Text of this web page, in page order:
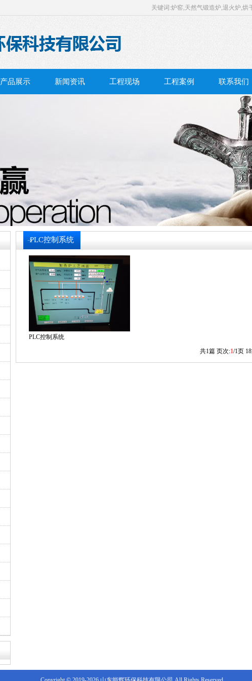
关键词:炉窑,天然气锻造炉,退火炉,烘
产品展示 新闻资讯 工程现场 工程案例 联系我们
PLC控制系统
PLC控制系统
共1篇 页次:1/1页 18